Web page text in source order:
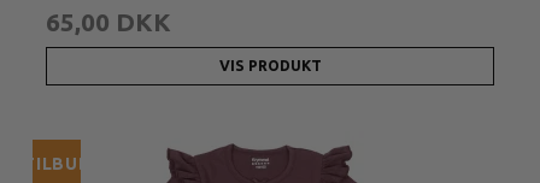
65,00 DKK
VIS PRODUKT
TILBUD